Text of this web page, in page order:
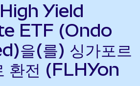
Yield
ETF (Ondo
을(를) 싱가포르
환전 (FLHYon